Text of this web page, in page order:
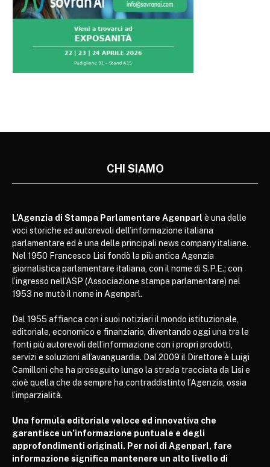
CHI SIAMO
L’Agenzia di Stampa Parlamentare Agenparl è una delle
voci storiche ed autorevoli dell’informazione italiana
parlamentare ed è una delle principali news company italiane.
Nel 1950 Francesco Lisi fondò la più antica Agenzia
giornalistica parlamentare italiana, con il nome di S.P.E.; con
l’ingresso nell’ASP (Associazione stampa parlamentare) nel
1953 ne mutò il nome in Agenparl.
Dal 1955 affianca con i suoi notiziari il mondo istituzionale,
editoriale, economico e finanziario, diventando oggi una tra le
fonti più autorevoli dell’informazione con i propri prodotti,
servizi e soluzioni all’avanguardia. Dal 2009 il Direttore è Luigi
Camilloni che ha proseguito lungo la strada tracciata da Lisi e
cioè quella che da sempre ha contraddistinto l’Agenzia, ossia
l’imparzialità.
Una formula editoriale veloce ed innovativa che
garantisce un’informazione puntuale e degli
approfondimenti originali. Per noi di Agenparl, fare
informazione significa mantenere un alto livello di